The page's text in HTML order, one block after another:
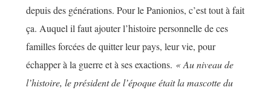
depuis des générations. Pour le Panionios, c’est tout à fait
ça. Auquel il faut ajouter l’histoire personnelle de ces
familles forcées de quitter leur pays, leur vie, pour
échapper à la guerre et à ses exactions. « Au niveau de
l’histoire, le président de l’époque était la mascotte du